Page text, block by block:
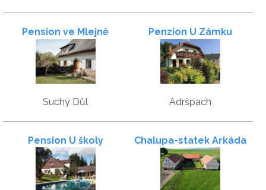
Pension ve Mlejně
Suchý Důl
Penzion U Zámku
Adršpach
Pension U školy Chalupa-statek Arkáda